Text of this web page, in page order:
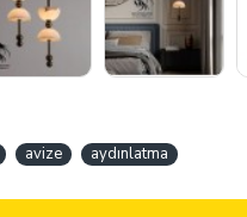
avize aydınlatma